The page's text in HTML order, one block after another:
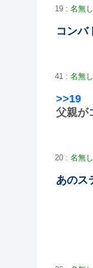
19 : 名無し
コンバ
41 : 名無し
>>19
父親が
20 : 名無し
あのス